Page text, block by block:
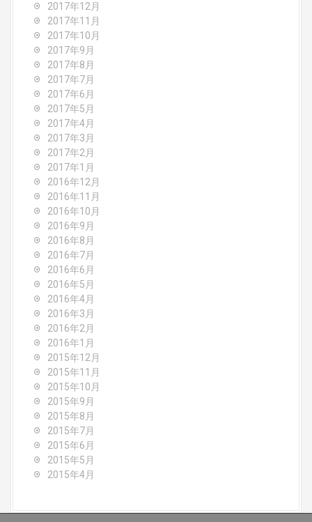
2017年12月
2017年11月
2017年10月
2017年9月
2017年8月
2017年7月
2017年6月
2017年5月
2017年4月
2017年3月
2017年2月
2017年1月
2016年12月
2016年11月
2016年10月
2016年9月
2016年8月
2016年7月
2016年6月
2016年5月
2016年4月
2016年3月
2016年2月
2016年1月
2015年12月
2015年11月
2015年10月
2015年9月
2015年8月
2015年7月
2015年6月
2015年5月
2015年4月